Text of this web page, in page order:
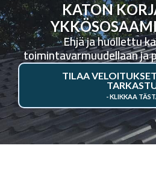
KATON
Ehjä ja huollettu
toimintavarmuudellaan ja
TILAA